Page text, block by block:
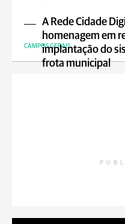
A Rede Cidade
homenagem em
implantação do
frota municipal
CAMPOS GERAIS